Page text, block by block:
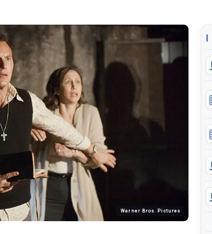
Warner Bros. Pictures